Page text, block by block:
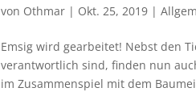
von Othmar | Okt. 25, 2019 |
Emsig wird gearbeitet! Nebst den
verantwortlich sind, finden nun
im Zusammenspiel mit dem